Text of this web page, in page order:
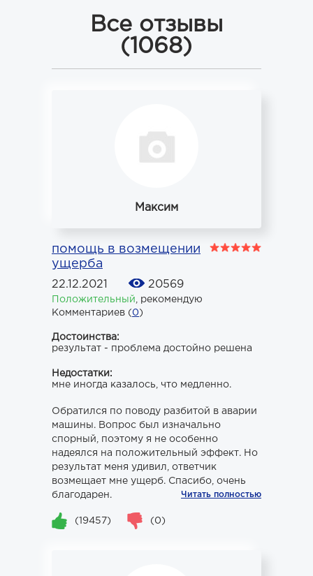
Все отзывы
(1068)
Максим
помощь в возмещении
ущерба
22.12.2021 20569
Положительный
рекомендую
Комментариев (0)
Достоинства:
результат - проблема достойно решена
Недостатки:
мне иногда казалось, что медленно.
Обратился по поводу разбитой в аварии
машины. Вопрос был изначально
спорный, поэтому я не особенно
надеялся на положительный эффект. Но
результат меня удивил, ответчик
возмещает мне ущерб. Спасибо, очень
благодарен.
Читать полностью
(19457) (0)